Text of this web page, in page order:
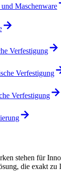
Maschenware
Verfestigung
Verfestigung
Verfestigung
stehen für
die exakt zu